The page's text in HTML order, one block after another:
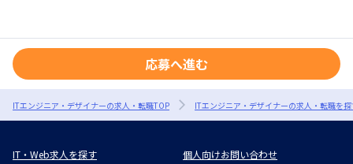
応募へ進む
ITエンジニア・デザイナーの求人・転職TOP ITエンジニア・デザイナーの求人・転職を
IT・Web求人を探す 個人向けお問い合わせ